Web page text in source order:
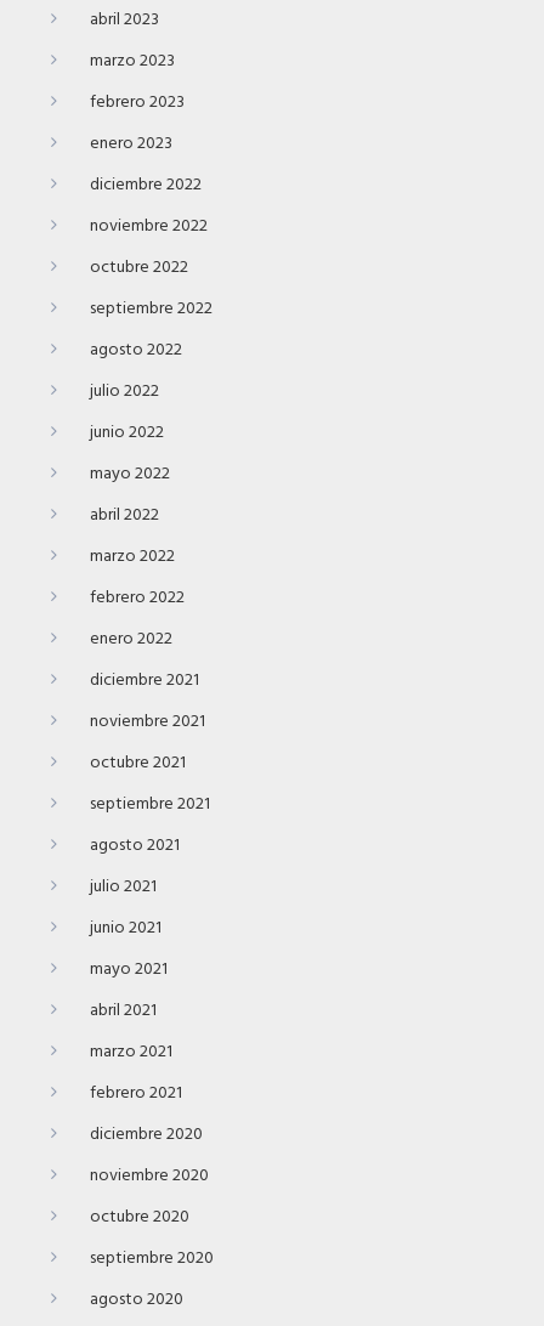
abril 2023
marzo 2023
febrero 2023
enero 2023
diciembre 2022
noviembre 2022
octubre 2022
septiembre 2022
agosto 2022
julio 2022
junio 2022
mayo 2022
abril 2022
marzo 2022
febrero 2022
enero 2022
diciembre 2021
noviembre 2021
octubre 2021
septiembre 2021
agosto 2021
julio 2021
junio 2021
mayo 2021
abril 2021
marzo 2021
febrero 2021
diciembre 2020
noviembre 2020
octubre 2020
septiembre 2020
agosto 2020